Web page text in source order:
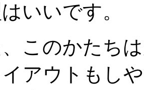
いいです。
このかたち
イアウトもし